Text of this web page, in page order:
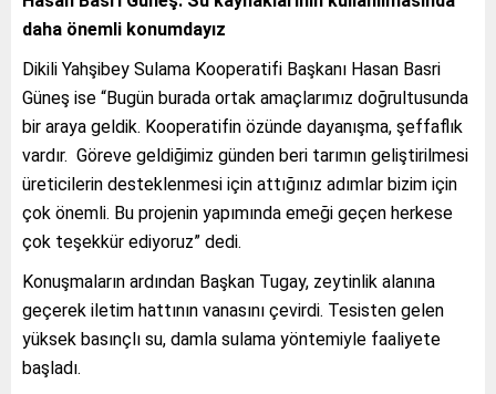
daha önemli konumdayız
Dikili Yahşibey Sulama Kooperatifi Başkanı Hasan Basri
Güneş ise “Bugün burada ortak amaçlarımız doğrultusunda
bir araya geldik. Kooperatifin özünde dayanışma, şeffaflık
vardır. Göreve geldiğimiz günden beri tarımın geliştirilmesi
üreticilerin desteklenmesi için attığınız adımlar bizim için
çok önemli. Bu projenin yapımında emeği geçen herkese
çok teşekkür ediyoruz” dedi.
Konuşmaların ardından Başkan Tugay, zeytinlik alanına
geçerek iletim hattının vanasını çevirdi. Tesisten gelen
yüksek basınçlı su, damla sulama yöntemiyle faaliyete
başladı.